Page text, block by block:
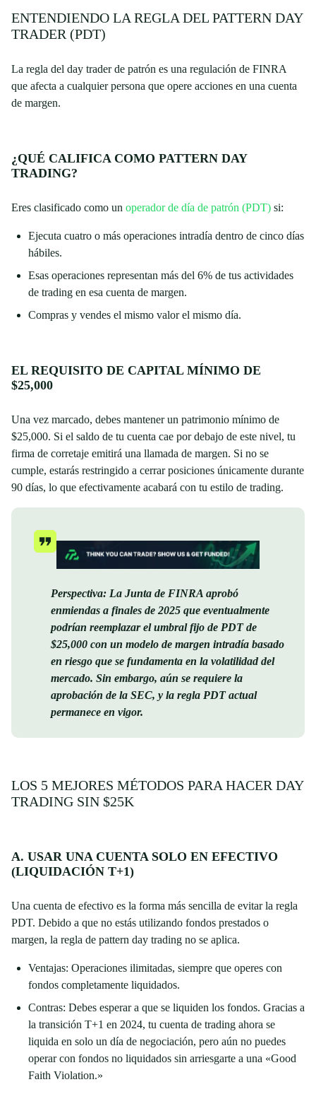
ENTENDIENDO LA REGLA DEL PATTERN DAY
TRADER (PDT)
La regla del day trader de patrón es una regulación de FINRA
que afecta a cualquier persona que opere acciones en una cuenta
de margen.
¿QUÉ CALIFICA COMO PATTERN DAY
TRADING?
Eres clasificado como un operador de día de patrón (PDT) si:
Ejecuta cuatro o más operaciones intradía dentro de cinco días
hábiles.
Esas operaciones representan más del 6% de tus actividades
de trading en esa cuenta de margen.
Compras y vendes el mismo valor el mismo día.
EL REQUISITO DE CAPITAL MÍNIMO DE
$25,000
Una vez marcado, debes mantener un patrimonio mínimo de
$25,000. Si el saldo de tu cuenta cae por debajo de este nivel, tu
firma de corretaje emitirá una llamada de margen. Si no se
cumple, estarás restringido a cerrar posiciones únicamente durante
90 días, lo que efectivamente acabará con tu estilo de trading.
Perspectiva: La Junta de FINRA aprobó
enmiendas a finales de 2025 que eventualmente
podrían reemplazar el umbral fijo de PDT de
$25,000 con un modelo de margen intradía basado
en riesgo que se fundamenta en la volatilidad del
mercado. Sin embargo, aún se requiere la
aprobación de la SEC, y la regla PDT actual
permanece en vigor.
LOS 5 MEJORES MÉTODOS PARA HACER DAY
TRADING SIN $25K
A. USAR UNA CUENTA SOLO EN EFECTIVO
(LIQUIDACIÓN T+1)
Una cuenta de efectivo es la forma más sencilla de evitar la regla
PDT. Debido a que no estás utilizando fondos prestados o
margen, la regla de pattern day trading no se aplica.
Ventajas: Operaciones ilimitadas, siempre que operes con
fondos completamente liquidados.
Contras: Debes esperar a que se liquiden los fondos. Gracias a
la transición T+1 en 2024, tu cuenta de trading ahora se
liquida en solo un día de negociación, pero aún no puedes
operar con fondos no liquidados sin arriesgarte a una «Good
Faith Violation.»